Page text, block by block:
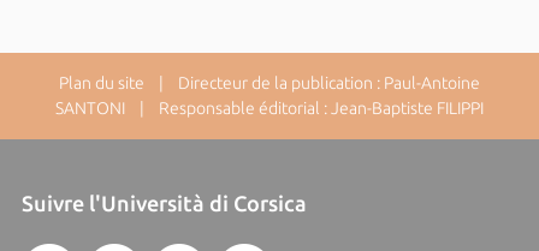
Plan du site | Directeur de la publication : Paul-Antoine
SANTONI | Responsable éditorial : Jean-Baptiste FILIPPI
Suivre l'Università di Corsica